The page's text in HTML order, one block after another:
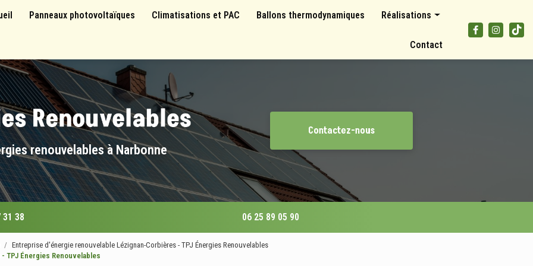
Panneaux photovoltaïques Climatisations et PAC Ballons thermodynamiques Réalisations
Panneaux photovoltaïques
Climatisations et pompes à chaleur
Contact
renouvelables à Narbonne
Contactez-nous
31 38 06 25 89 05 90
Entreprise d'énergie renouvelable Lézignan-Corbières - TPJ Énergies Renouvelables
TPJ Énergies Renouvelables